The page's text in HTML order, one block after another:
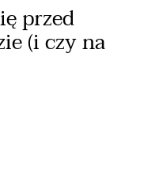
przed
(i czy na